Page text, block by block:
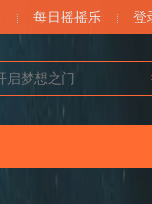
每日摇摇乐 登